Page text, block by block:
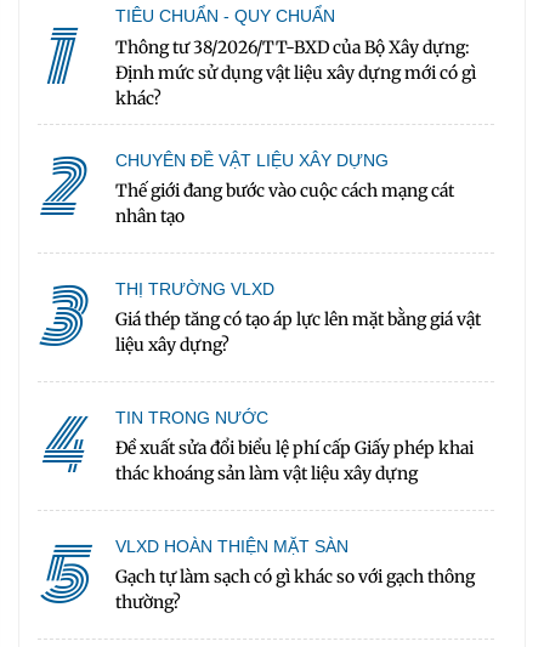
1 TIÊU CHUẨN - QUY CHUẨN
Thông tư 38/2026/TT-BXD của Bộ Xây dựng:
Định mức sử dụng vật liệu xây dựng mới có gì
khác?
2 CHUYÊN ĐỀ VẬT LIỆU XÂY DỰNG
Thế giới đang bước vào cuộc cách mạng cát
nhân tạo
3 THỊ TRƯỜNG VLXD
Giá thép tăng có tạo áp lực lên mặt bằng giá vật
liệu xây dựng?
4 TIN TRONG NƯỚC
Đề xuất sửa đổi biểu lệ phí cấp Giấy phép khai
thác khoáng sản làm vật liệu xây dựng
5 VLXD HOÀN THIỆN MẶT SÀN
Gạch tự làm sạch có gì khác so với gạch thông
thường?